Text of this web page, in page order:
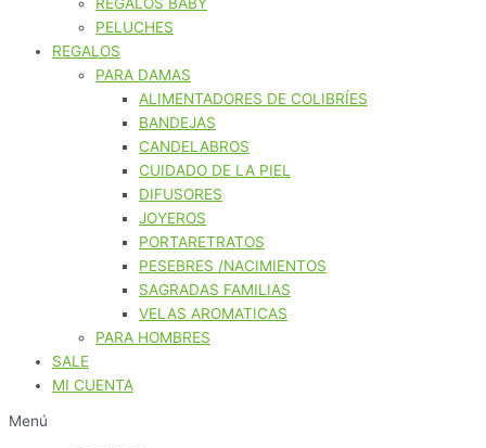
PELUCHES
REGALOS
PARA DAMAS
ALIMENTADORES DE COLIBRÍES
BANDEJAS
CANDELABROS
CUIDADO DE LA PIEL
DIFUSORES
JOYEROS
PORTARETRATOS
PESEBRES /NACIMIENTOS
SAGRADAS FAMILIAS
VELAS AROMATICAS
PARA HOMBRES
SALE
MI CUENTA
Menú